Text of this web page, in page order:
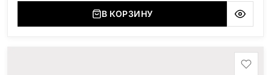
(Украина, Житомерская область), Сюксюансаари
(Россия, Карелия), Амфиболит (Россия, Мурманская
минимальные стандартные размеры: Размер стеллы:
В КОРЗИНУ